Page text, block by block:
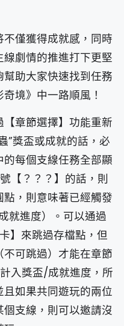
僅獲得成就感，同時
劇情的推進打下更堅
助大家快速找到任務
境》中一路順風！
章節選擇】功能重新
”獎盃或成就的話，必
每個支線任務全部顯
【？？？】的話，則
，則意味著已經觸發
就進度）。可以通過
】來跳過存檔點，但
可跳過）才能在章節
入獎盃/成就進度，所
如果共同遊玩的兩位
支線，則可以邀請沒